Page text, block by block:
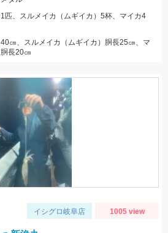
匹、スルメイカ（ムギイカ）5杯、マイカ4
㎝、スルメイカ（ムギイカ）胴長25㎝、マ
長20㎝
イシグロ岐阜店 1005 view